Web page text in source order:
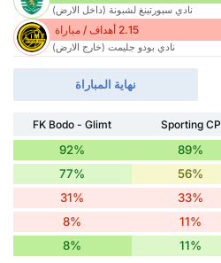
نادي سبورتينغ لشبونة (داخل الارض)
2.15 أهداف / مباراة
نادي بودو جليمت (خارج الارض)
نهاية المباراة
Sporting CP
FK Bodo - Glimt
89%
92%
56%
77%
33%
31%
11%
8%
11%
8%